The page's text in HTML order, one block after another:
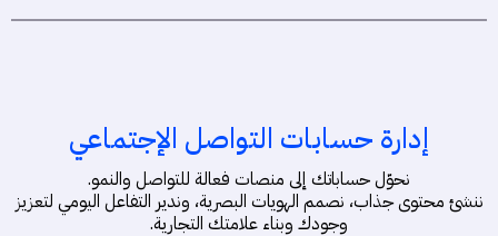
إدارة حسابات التواصل الإجتماعي
نحوّل حساباتك إلى منصات فعالة للتواصل والنمو.
ننشئ محتوى جذاب، نصمم الهويات البصرية، وندير التفاعل اليومي لتعزيز
وجودك وبناء علامتك التجارية.